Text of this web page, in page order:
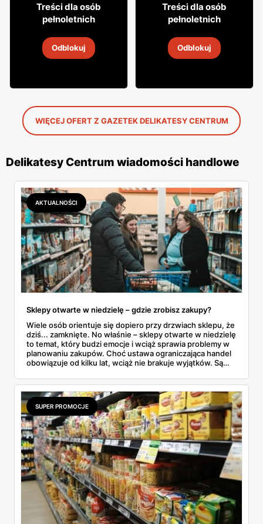
26
19 sie 2026
Treści dla osób
pełnoletnich
Odblokuj
9
19 sie 2026
Treści dla osób
pełnoletnich
Odblokuj
WIĘCEJ OFERT Z GAZETEK DELIKATESY CENTRUM
Delikatesy Centrum wiadomości handlowe
AKTUALNOŚCI
Sklepy otwarte w niedzielę – gdzie zrobisz zakupy?
Wiele osób orientuje się dopiero przy drzwiach sklepu, że
dziś... zamknięte. No właśnie – sklepy otwarte w niedzielę
to temat, który budzi emocje i wciąż sprawia problemy w
planowaniu zakupów. Choć ustawa ograniczająca handel
obowiązuje od kilku lat, wciąż nie brakuje wyjątków. Są
jak to wygląda w praktyce? Czy mały osiedlowy sklepik
może działać? A co z Żabką czy stacjami benzynowymi? W
tym artykule rozwiewamy wątpliwości i pokazujemy, gdzie
w niedzielę można coś kupić – bez nerwów i krążenia po
mieście.
SUPER PROMOCJE